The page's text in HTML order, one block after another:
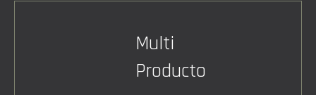
Multi
Producto